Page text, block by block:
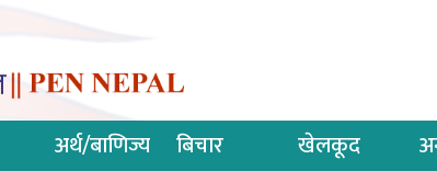
अर्थ/बाणिज्य बिचार खेलकूद